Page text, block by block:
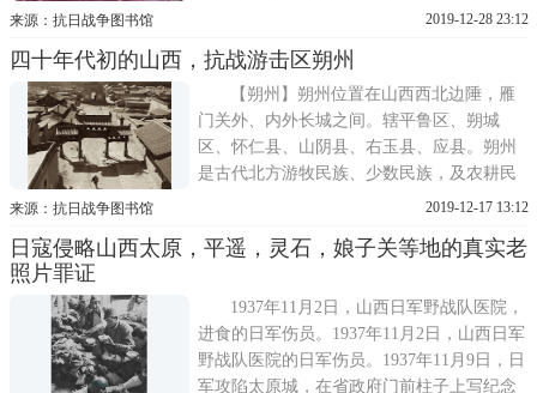
西峪村惨案的幸存者，她身上的伤疤至今仍
历八月初六，日军在该村制造惨案，杀死群
众300多人。韩赠惨案纪念碑山西灵丘县刘庄
惨案纪念碑山西灵丘县刘庄惨案原
来源：抗日战争图书馆 2019-12-28 23:12
四十年代初的山西，抗战游击区朔州
【朔州】朔州位置在山西西北边陲，雁
门关外、内外长城之间。辖平鲁区、朔城
区、怀仁县、山阴县、右玉县、应县。朔州
是古代北方游牧民族、少数民族，及农耕民
族（中原）的结合地带、商贸要地。【朔
人打着日满支经济共同体的幌子，推行殖民
品、工矿资源。日资也扩展至朔州，市场
来源：抗日战争图书馆 2019-12-17 13:12
日寇侵略山西太原，平遥，灵石，娘子关等地的真实老
照片罪证
1937年11月2日，山西日军野战队医院，
进食的日军伤员。1937年11月2日，山西日军
野战队医院的日军伤员。1937年11月9日，日
军攻陷太原城，在省政府门前柱子上写纪念